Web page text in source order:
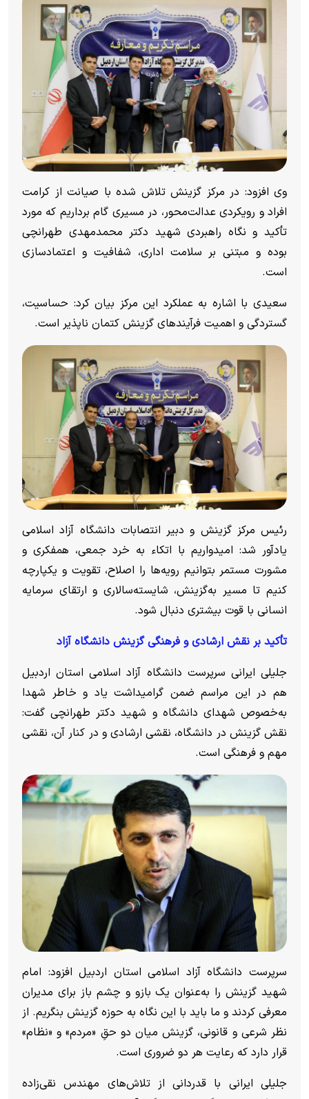
وی افزود: در مرکز گزینش تلاش شده با صیانت از کرامت
افراد و رویکردی عدالت‌محور، در مسیری گام برداریم که مورد
تأکید و نگاه راهبردی شهید دکتر محمدمهدی طهرانچی
بوده و مبتنی بر سلامت اداری، شفافیت و اعتمادسازی
است.
سعیدی با اشاره به عملکرد این مرکز بیان کرد: حساسیت،
گستردگی و اهمیت فرآیند‌های گزینش کتمان ناپذیر است.
رئیس مرکز گزینش و دبیر انتصابات دانشگاه آزاد اسلامی
یادآور شد: امیدواریم با اتکاء به خرد جمعی، همفکری و
مشورت مستمر بتوانیم رویه‌ها را اصلاح، تقویت و یکپارچه
کنیم تا مسیر به‌گزینش، شایسته‌سالاری و ارتقای سرمایه
انسانی با قوت بیشتری دنبال شود.
تأکید بر نقش ارشادی و فرهنگی گزینش دانشگاه آزاد
جلیلی ایرانی سرپرست دانشگاه آزاد اسلامی استان اردبیل
هم در این مراسم ضمن گرامیداشت یاد و خاطر شهدا
به‌خصوص شهدای دانشگاه و شهید دکتر طهرانچی گفت:
نقش گزینش در دانشگاه، نقشی ارشادی و در کنار آن، نقشی
مهم و فرهنگی است.
سرپرست دانشگاه آزاد اسلامی استان اردبیل افزود: امام
شهید گزینش را به‌عنوان یک بازو و چشم باز برای مدیران
معرفی کردند و ما باید با این نگاه به حوزه گزینش بنگریم. از
نظر شرعی و قانونی، گزینش میان دو حقِ «مردم» و «نظام»
قرار دارد که رعایت هر دو ضروری است.
جلیلی ایرانی با قدردانی از تلاش‌های مهندس نقی‌زاده